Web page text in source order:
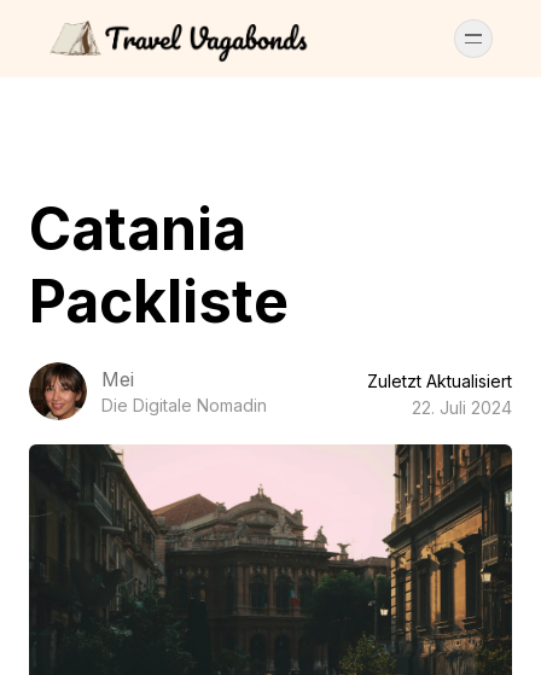
Catania
Packliste
Mei
Die Digitale Nomadin
Zuletzt Aktualisiert
22. Juli 2024